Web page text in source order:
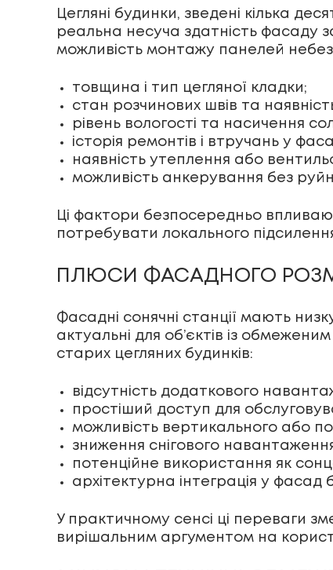
Цегляні будинки, зведені кілька
реальна несуча здатність фасаду
можливість монтажу панелей
товщина і тип цегляної кладки;
стан розчинових швів та
рівень вологості та насичення
історія ремонтів і втручань у
наявність утеплення або
можливість анкерування без
Ці фактори безпосередньо
потребувати локального
ПЛЮСИ ФАСАДНОГО
Фасадні сонячні станції мають
актуальні для об’єктів із
старих цегляних будинків:
відсутність додаткового
простіший доступ для
можливість вертикального або
зниження снігового
потенційне використання як
архітектурна інтеграція у фасад
У практичному сенсі ці переваги
вирішальним аргументом на